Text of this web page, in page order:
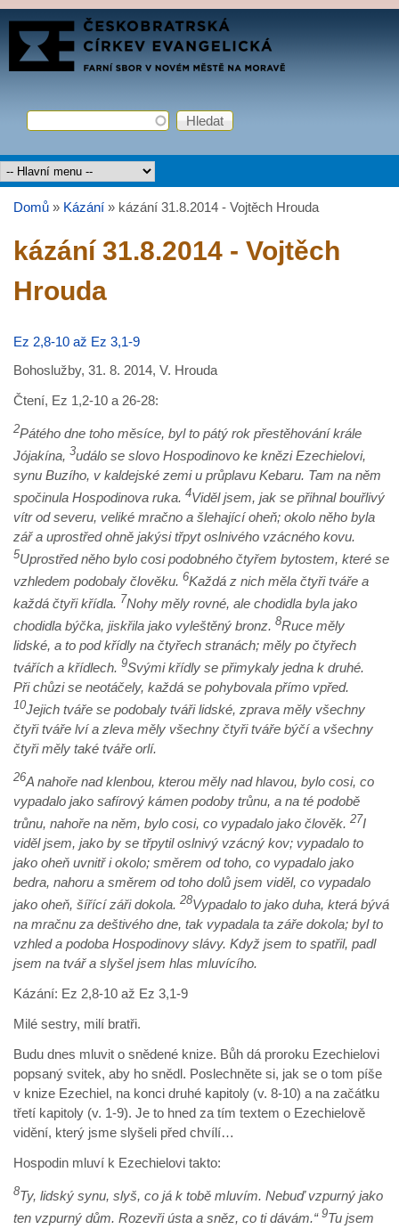
Přejít k hlavnímu obsahu
FARNÍ
SBOR
Vyhledávání
Hledat
Hlavní menu
Domů » Kázání » kázání 31.8.2014 - Vojtěch Hrouda
kázání 31.8.2014 - Vojtěch
Hrouda
Ez 2,8-10 až Ez 3,1-9
Bohoslužby, 31. 8. 2014, V. Hrouda
Čtení, Ez 1,2-10 a 26-28:
2Pátého dne toho měsíce, byl to pátý rok přestěhování krále
Jójakína, 3událo se slovo Hospodinovo ke knězi Ezechielovi,
synu Buzího, v kaldejské zemi u průplavu Kebaru. Tam na něm
spočinula Hospodinova ruka. 4Viděl jsem, jak se přihnal bouřlivý
vítr od severu, veliké mračno a šlehající oheň; okolo něho byla
zář a uprostřed ohně jakýsi třpyt oslnivého vzácného kovu.
5Uprostřed něho bylo cosi podobného čtyřem bytostem, které se
vzhledem podobaly člověku. 6Každá z nich měla čtyři tváře a
každá čtyři křídla. 7Nohy měly rovné, ale chodidla byla jako
chodidla býčka, jiskřila jako vyleštěný bronz. 8Ruce měly
lidské, a to pod křídly na čtyřech stranách; měly po čtyřech
tvářích a křídlech. 9Svými křídly se přimykaly jedna k druhé.
Při chůzi se neotáčely, každá se pohybovala přímo vpřed.
10Jejich tváře se podobaly tváři lidské, zprava měly všechny
čtyři tváře lví a zleva měly všechny čtyři tváře býčí a všechny
čtyři měly také tváře orlí.
26A nahoře nad klenbou, kterou měly nad hlavou, bylo cosi, co
vypadalo jako safírový kámen podoby trůnu, a na té podobě
trůnu, nahoře na něm, bylo cosi, co vypadalo jako člověk. 27I
viděl jsem, jako by se třpytil oslnivý vzácný kov; vypadalo to
jako oheň uvnitř i okolo; směrem od toho, co vypadalo jako
bedra, nahoru a směrem od toho dolů jsem viděl, co vypadalo
jako oheň, šířící záři dokola. 28Vypadalo to jako duha, která bývá
na mračnu za deštivého dne, tak vypadala ta záře dokola; byl to
vzhled a podoba Hospodinovy slávy. Když jsem to spatřil, padl
jsem na tvář a slyšel jsem hlas mluvícího.
Kázání: Ez 2,8-10 až Ez 3,1-9
Milé sestry, milí bratři.
Budu dnes mluvit o snědené knize. Bůh dá proroku Ezechielovi
popsaný svitek, aby ho snědl. Poslechněte si, jak se o tom píše
v knize Ezechiel, na konci druhé kapitoly (v. 8-10) a na začátku
třetí kapitoly (v. 1-9). Je to hned za tím textem o Ezechielově
vidění, který jsme slyšeli před chvílí…
Hospodin mluví k Ezechielovi takto:
8Ty, lidský synu, slyš, co já k tobě mluvím. Nebuď vzpurný jako
ten vzpurný dům. Rozevři ústa a sněz, co ti dávám.“ 9Tu jsem